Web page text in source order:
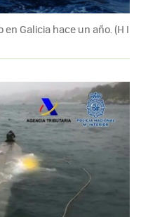
Galicia hace un año. (H I